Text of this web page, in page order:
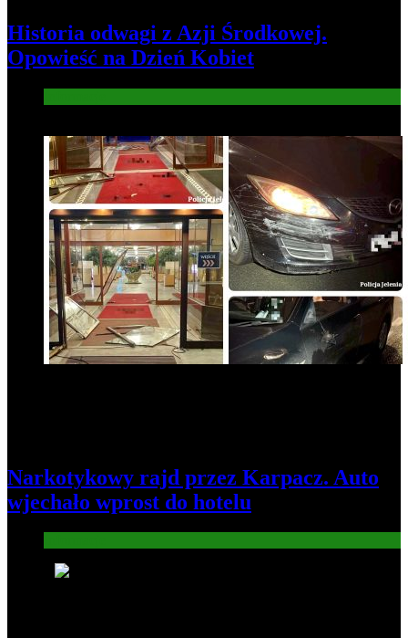
Historia odwagi z Azji Środkowej.
Opowieść na Dzień Kobiet
Narkotykowy rajd przez Karpacz. Auto
wjechało wprost do hotelu